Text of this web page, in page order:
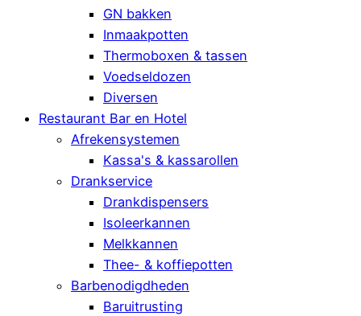
GN bakken
Inmaakpotten
Thermoboxen & tassen
Voedseldozen
Diversen
Restaurant Bar en Hotel
Afrekensystemen
Kassa's & kassarollen
Drankservice
Drankdispensers
Isoleerkannen
Melkkannen
Thee- & koffiepotten
Barbenodigdheden
Baruitrusting